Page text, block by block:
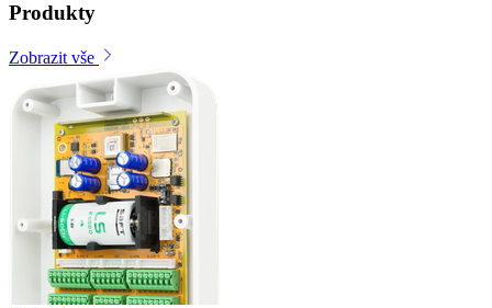
Produkty
Zobrazit vše